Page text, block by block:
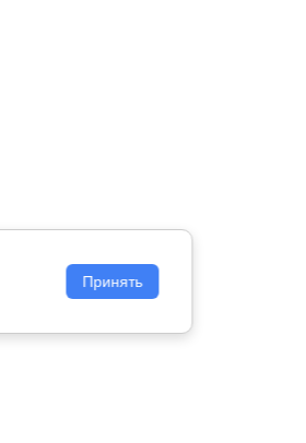
Принять